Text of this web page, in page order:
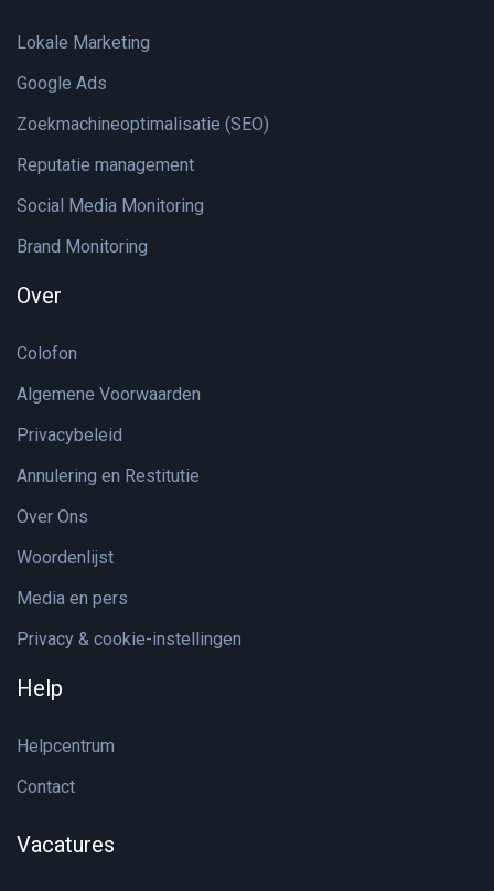
Lokale Marketing
Google Ads
Zoekmachineoptimalisatie (SEO)
Reputatie management
Social Media Monitoring
Brand Monitoring
Over
Colofon
Algemene Voorwaarden
Privacybeleid
Annulering en Restitutie
Over Ons
Woordenlijst
Media en pers
Privacy & cookie-instellingen
Help
Helpcentrum
Contact
Vacatures